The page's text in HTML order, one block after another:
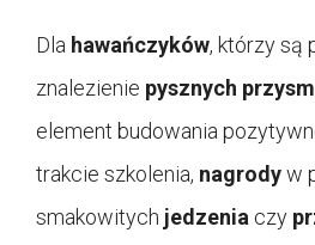
Dla hawańczyków, którzy są
znalezienie pysznych
element budowania
trakcie szkolenia, nagrodyw
smakowitych jedzenia czy